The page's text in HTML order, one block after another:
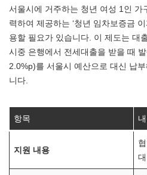
서울시에 거주하는 청년 여성 1인 가
력하여 제공하는 ‘청년 임차보증금
용할 필요가 있습니다. 이 제도는 대
시중 은행에서 전세대출을 받을 때
2.0%p)를 서울시 예산으로 대신 납
니다.
항목
지원 내용